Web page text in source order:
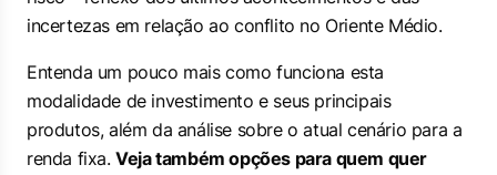
incertezas em relação ao conflito no Oriente Médio.
Entenda um pouco mais como funciona esta
modalidade de investimento e seus principais
produtos, além da análise sobre o atual cenário para a
renda fixa.Veja também opções para quem quer